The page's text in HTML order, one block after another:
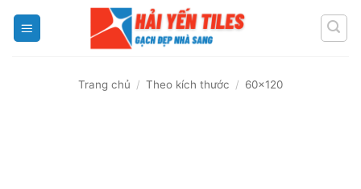
Trang chủ / Theo kích thước / 60x120